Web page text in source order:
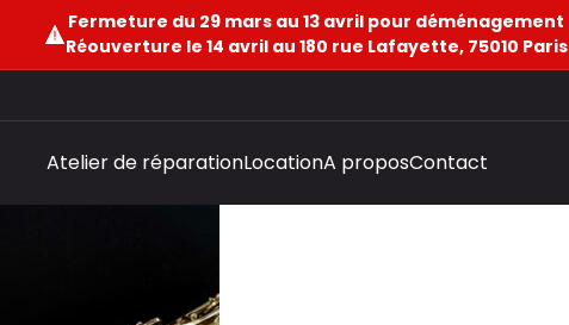
Fermeture du 29 mars au 13 avril pour déménagement
Réouverture le 14 avril au 180 rue Lafayette, 75010 Paris
Atelier de réparationLocationA proposContact